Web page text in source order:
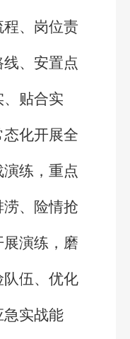
、岗位责
、安置点
贴合实
化开展全
练，重点
、险情抢
演练，磨
伍、优化
急实战能